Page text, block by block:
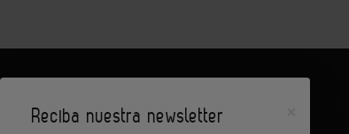
Reciba nuestra newsletter